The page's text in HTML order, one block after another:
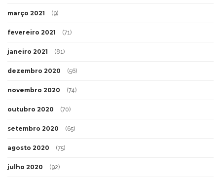
março 2021 (9)
fevereiro 2021 (71)
janeiro 2021 (81)
dezembro 2020 (56)
novembro 2020 (74)
outubro 2020 (70)
setembro 2020 (65)
agosto 2020 (75)
julho 2020 (92)